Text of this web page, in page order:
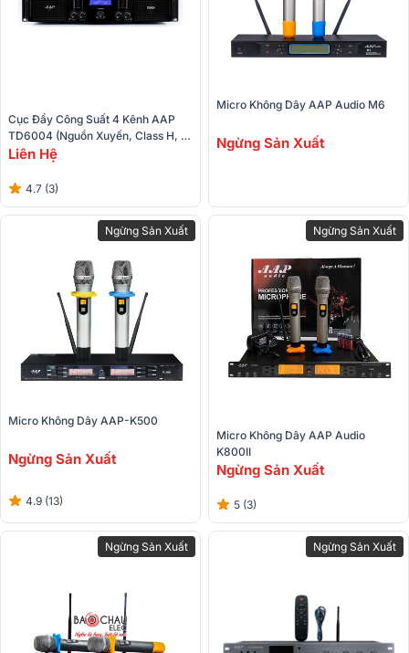
Cục Đẩy Công Suất 4 Kênh AAP
TD6004 (Nguồn Xuyến, Class H,
600W)
Liên Hệ
4.7 (3)
Micro Không Dây AAP Audio M6
Ngừng Sản Xuất
Ngừng Sản Xuất
Micro Không Dây AAP-K500
Ngừng Sản Xuất
4.9 (13)
Ngừng Sản Xuất
Micro Không Dây AAP Audio
K800II
Ngừng Sản Xuất
5 (3)
Ngừng Sản Xuất Ngừng Sản Xuất